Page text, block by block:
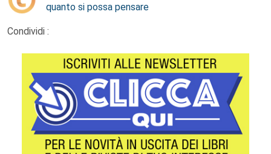
quanto si possa pensare
Condividi :